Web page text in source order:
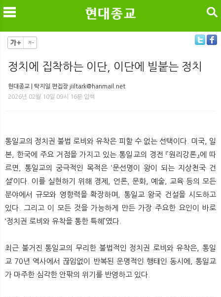
검색
정치에 집착하는 이단, 이단에 빌붙는 정치
현대종교 | 탁지일 편집장 jiiltark@hanmail.net
2026년 02월 10일 09시 16분 입력
통일교의 정치권 불법 로비와 유착은 피할 수 없는 선택이다. 미국, 일
본, 한국에 주요 거점을 가지고 있는 통일교의 경전 『원리강론』에 따
르면, 통일교의 궁극적인 목적은 ‘문선명이 왕이 되는 지상천국 건
설’이다. 이를 실현하기 위해 경제, 언론, 문화, 예술, 교육 등의 모든
분야에서 규모와 영향력을 확장하며, 통일교 왕국 건설을 시도하고
있다. 그리고 이 모든 것을 가능하게 만든 가장 주요한 요인이 바로
‘정치권 로비와 유착을 통한 특혜’였다.
최근 불거진 통일교의 무리한 불법적인 정치권 로비와 유착은, 통일
교 70년 역사에서 끊임없이 반복된 운명적인 행태인 동시에, 통일교
가 마주한 심각한 안팎의 위기를 반영하고 있다.